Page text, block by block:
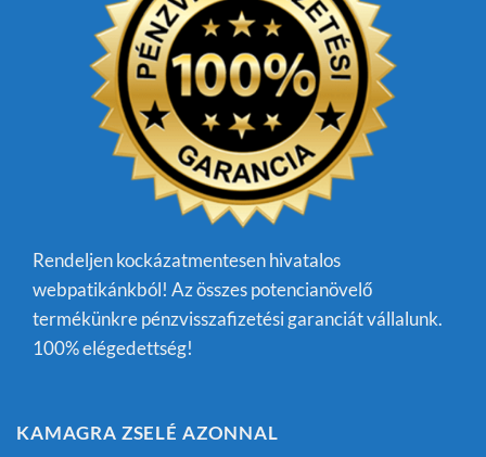
Rendeljen kockázatmentesen hivatalos
webpatikánkból! Az összes potencianövelő
termékünkre pénzvisszafizetési garanciát vállalunk.
100% elégedettség!
KAMAGRA ZSELÉ AZONNAL